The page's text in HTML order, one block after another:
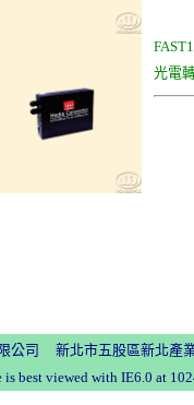
光電
限公司 新北市五股區新北
is best viewed with IE6.0 at